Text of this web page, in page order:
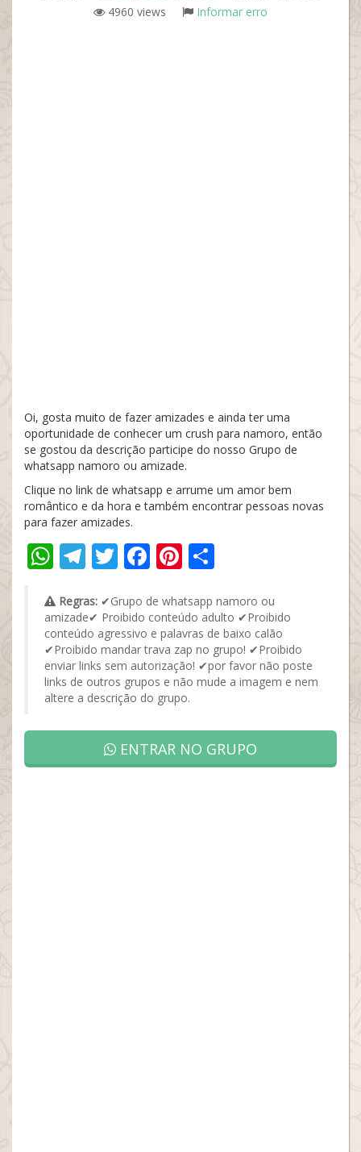
4960 views
Informar erro
Oi, gosta muito de fazer amizades e ainda ter uma
oportunidade de conhecer um crush para namoro, então
se gostou da descrição participe do nosso Grupo de
whatsapp namoro ou amizade.
Clique no link de whatsapp e arrume um amor bem
romântico e da hora e também encontrar pessoas novas
para fazer amizades.
WhatsApp
Telegram
Twitter
Facebook
Pinterest
Regras: ✔Grupo de whatsapp namoro ou
amizade✔ Proibido conteúdo adulto ✔Proibido
conteúdo agressivo e palavras de baixo calão
✔Proibido mandar trava zap no grupo! ✔Proibido
enviar links sem autorização! ✔por favor não poste
links de outros grupos e não mude a imagem e nem
altere a descrição do grupo.
ENTRAR NO GRUPO